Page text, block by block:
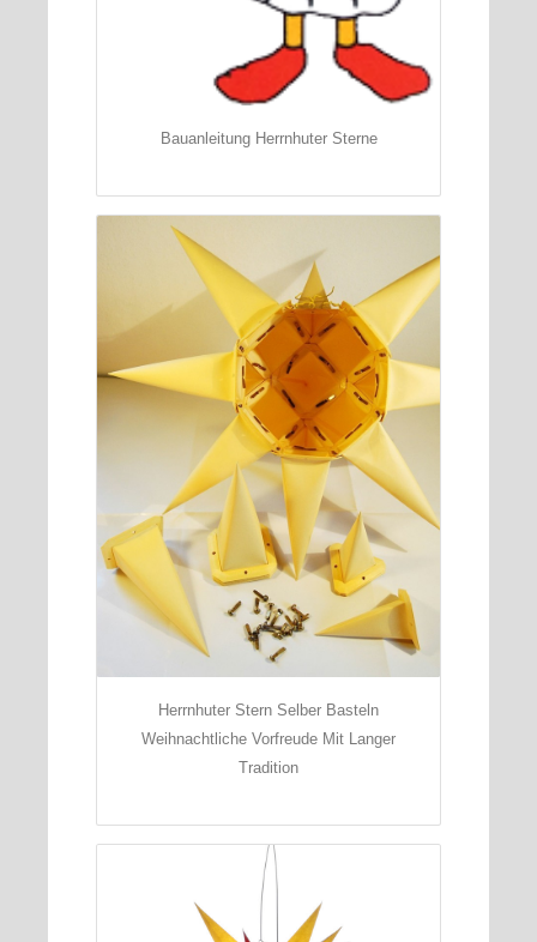
Bauanleitung Herrnhuter Sterne
Herrnhuter Stern Selber Basteln
Weihnachtliche Vorfreude Mit Langer
Tradition